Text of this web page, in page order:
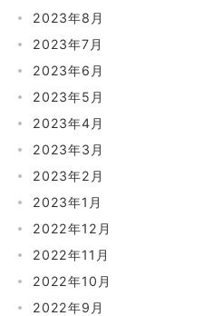
2023年8月
2023年7月
2023年6月
2023年5月
2023年4月
2023年3月
2023年2月
2023年1月
2022年12月
2022年11月
2022年10月
2022年9月